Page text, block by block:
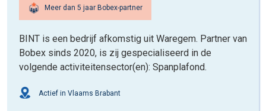
Meer dan 5 jaar Bobex-partner
BINT is een bedrijf afkomstig uit Waregem. Partner van
Bobex sinds 2020, is zij gespecialiseerd in de
volgende activiteitensector(en): Spanplafond.
Actief in Vlaams Brabant